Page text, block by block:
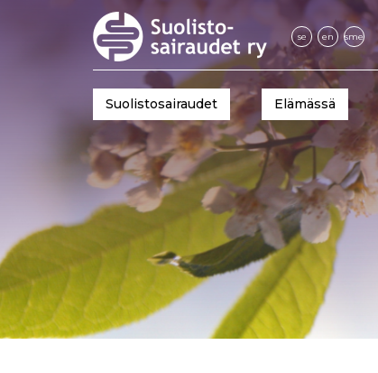
se en sme
Suolistosairaudet Elämässä